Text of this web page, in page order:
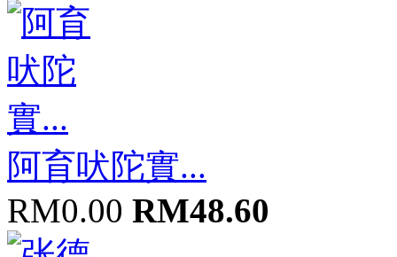
阿育吠陀實...
RM0.00 RM48.60